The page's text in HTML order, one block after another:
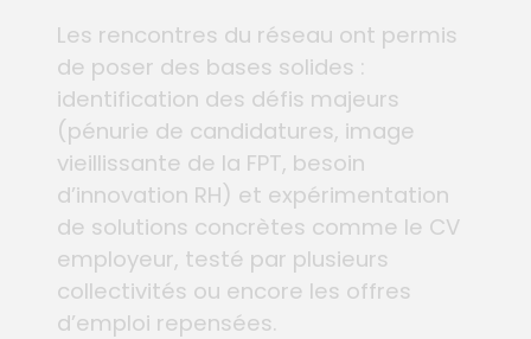
Les rencontres du réseau ont permis
de poser des bases solides :
identification des défis majeurs
(pénurie de candidatures, image
vieillissante de la FPT, besoin
d’innovation RH) et expérimentation
de solutions concrètes comme le CV
employeur, testé par plusieurs
collectivités ou encore les offres
d’emploi repensées.